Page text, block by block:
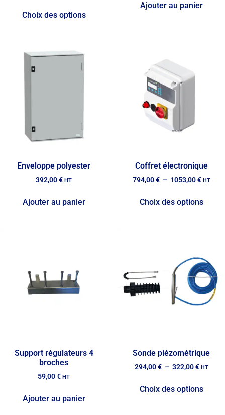
Choix des options
Ajouter au panier
Enveloppe polyester
392,00€ HT
Ajouter au panier
Coffret électronique
794,00€ – 1053,00€ HT
Choix des options
Support régulateurs 4
broches
59,00€ HT
Ajouter au panier
Sonde piézométrique
294,00€ – 322,00€ HT
Choix des options